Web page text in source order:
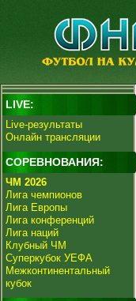
LIVE:
Live-результаты
Онлайн трансляции
СОРЕВНОВАНИЯ:
ЧМ 2026
Лига чемпионов
Лига Европы
Лига конференций
Лига наций
Клубный ЧМ
Суперкубок УЕФА
Межконтинентальный
кубок